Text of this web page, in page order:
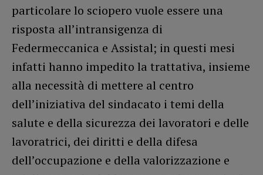
particolare lo sciopero vuole essere una
risposta all’intransigenza di
Federmeccanica e Assistal; in questi mesi
infatti hanno impedito la trattativa, insieme
alla necessità di mettere al centro
dell’iniziativa del sindacato i temi della
salute e della sicurezza dei lavoratori e delle
lavoratrici, dei diritti e della difesa
dell’occupazione e della valorizzazione e